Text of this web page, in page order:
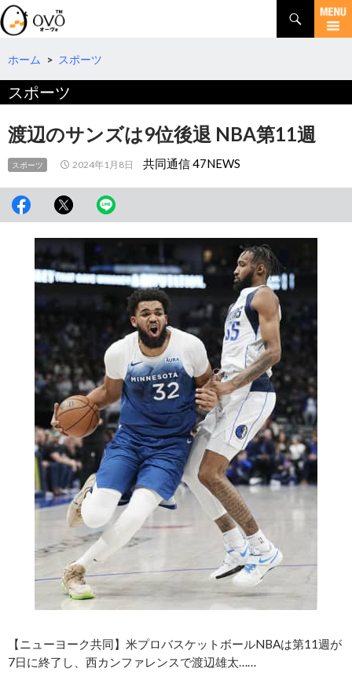
検
索
コ
テ
へ
移
動
ホーム > スポーツ
スポーツ
渡辺のサンズは9位後退 NBA第11週
スポーツ 2024年1月8日 共同通信 47NEWS
【ニューヨーク共同】米プロバスケットボールNBAは第11週が
7日に終了し、西カンファレンスで渡辺雄太……